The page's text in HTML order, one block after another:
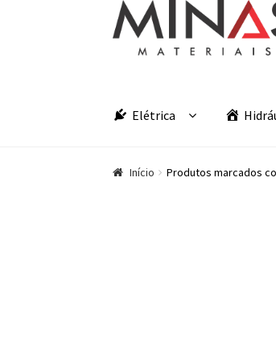
Pular para navegação
Pular para o conteúdo
Elétrica
Início Produtos marcados